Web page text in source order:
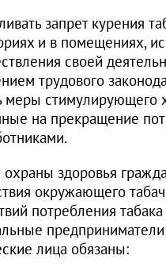
запрет курения
и в помещениях,
своей
трудового
меры стимулирующего
на прекращение
здоровья
окружающего
потребления табака
предприниматели
лица обязаны: